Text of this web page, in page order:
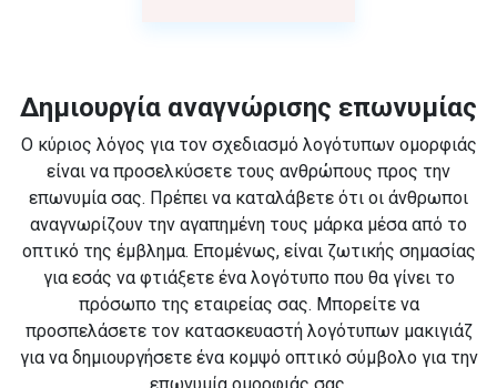
Δημιουργία αναγνώρισης επωνυμίας
Ο κύριος λόγος για τον σχεδιασμό λογότυπων ομορφιάς
είναι να προσελκύσετε τους ανθρώπους προς την
επωνυμία σας. Πρέπει να καταλάβετε ότι οι άνθρωποι
αναγνωρίζουν την αγαπημένη τους μάρκα μέσα από το
οπτικό της έμβλημα. Επομένως, είναι ζωτικής σημασίας
για εσάς να φτιάξετε ένα λογότυπο που θα γίνει το
πρόσωπο της εταιρείας σας. Μπορείτε να
προσπελάσετε τον κατασκευαστή λογότυπων μακιγιάζ
για να δημιουργήσετε ένα κομψό οπτικό σύμβολο για την